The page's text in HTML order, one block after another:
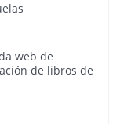
web de
de libros de